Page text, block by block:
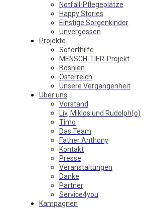
Notfall-Pflegeplätze
Happy Stories
Einstige Sorgenkinder
Unvergessen
Projekte
Soforthilfe
MENSCH-TIER-Projekt
Bosnien
Österreich
Unsere Vergangenheit
Über uns
Vorstand
Liv, Miklos und Rudolph(o)
Timo
Das Team
Father Anthony
Kontakt
Presse
Veranstaltungen
Danke
Partner
Service4you
Kampagnen